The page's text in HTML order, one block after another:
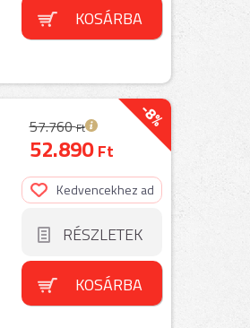
KOSÁRBA
-8%
57.760Ft
52.890Ft
Kedvencekhez ad
RÉSZLETEK
KOSÁRBA